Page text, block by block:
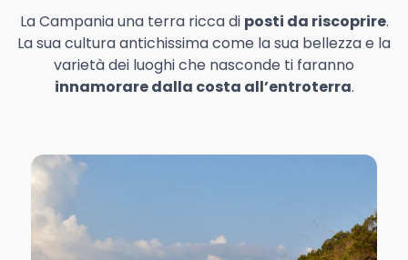
La Campania una terra ricca di posti da riscoprire.
La sua cultura antichissima come la sua bellezza e la
varietà dei luoghi che nasconde ti faranno
innamorare dalla costa all’entroterra.